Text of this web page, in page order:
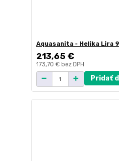
Aquasanita - Helika Lira
213,65 €
173,70 € bez DPH
Pridať